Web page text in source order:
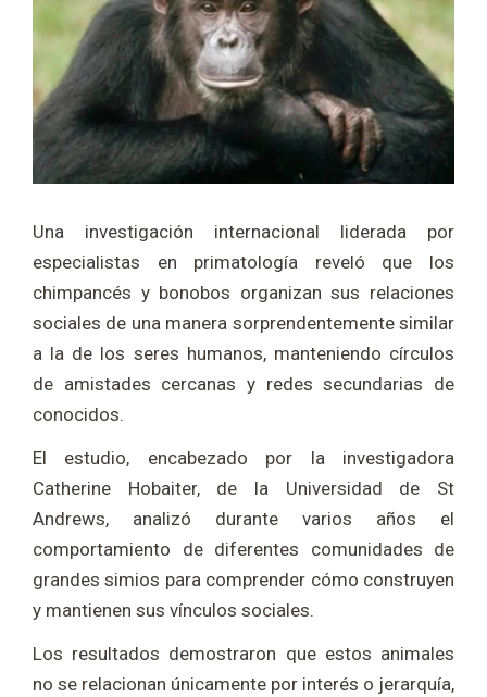
Una investigación internacional liderada por
especialistas en primatología reveló que los
chimpancés y bonobos organizan sus relaciones
sociales de una manera sorprendentemente similar
a la de los seres humanos, manteniendo círculos
de amistades cercanas y redes secundarias de
conocidos.
El estudio, encabezado por la investigadora
Catherine Hobaiter, de la Universidad de St
Andrews, analizó durante varios años el
comportamiento de diferentes comunidades de
grandes simios para comprender cómo construyen
y mantienen sus vínculos sociales.
Los resultados demostraron que estos animales
no se relacionan únicamente por interés o jerarquía,